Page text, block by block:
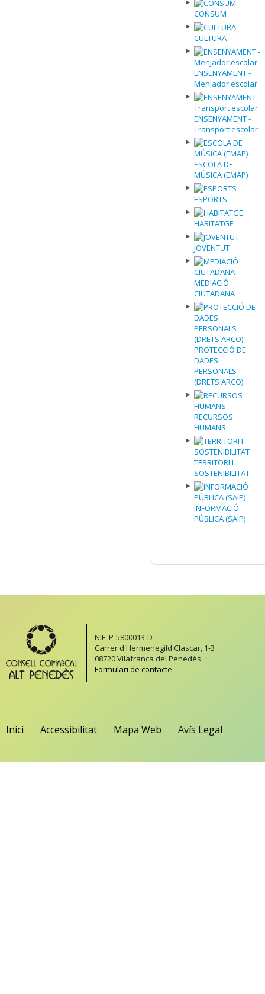
CONSUM
CULTURA
ENSENYAMENT -
Menjador escolar
ENSENYAMENT -
Transport escolar
ESCOLA DE
MÚSICA (EMAP)
ESPORTS
HABITATGE
JOVENTUT
MEDIACIÓ
CIUTADANA
PROTECCIÓ DE
DADES
PERSONALS
(DRETS ARCO)
RECURSOS
HUMANS
TERRITORI I
SOSTENIBILITAT
INFORMACIÓ
PÚBLICA (SAIP)
NIF: P-5800013-D
Carrer d'Hermenegild Clascar, 1-3
08720 Vilafranca del Penedès
Formulari de contacte
Inici Accessibilitat Mapa Web Avís Legal